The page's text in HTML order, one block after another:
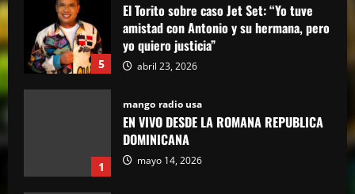
1
mango radio usa
EN VIVO DESDE LA ROMANA REPUBLICA
DOMINICANA
mayo 14, 2026
2
mango radio usa
Escolta presidencial se accidenta y deja
tres heridos en Puerto Plata
abril 27, 2026